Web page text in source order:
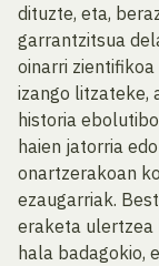
dituzte, eta,
garrantzitsua
oinarri
izango litzateke,
historia
haien jatorria
onartzerakoan
ezaugarriak.
eraketa ulertzea
hala badagokio,